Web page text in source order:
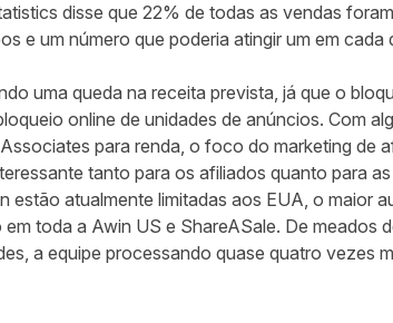
disse que 22% de todas as vendas
e um número que poderia atingir um em cada
uma queda na receita prevista, já que o
online de unidades de anúncios. Com
para renda, o foco do marketing de
tanto para os afiliados quanto para
atualmente limitadas aos EUA, o maior
toda a Awin US e ShareASale. De meados
a equipe processando quase quatro vezes